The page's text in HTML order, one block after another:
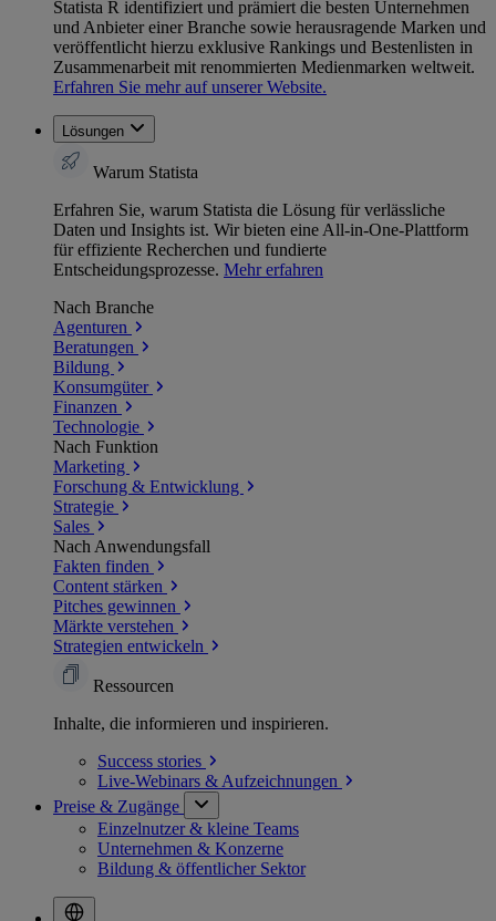
Statista R identifiziert und prämiert die besten Unternehmen
und Anbieter einer Branche sowie herausragende Marken und
veröffentlicht hierzu exklusive Rankings und Bestenlisten in
Zusammenarbeit mit renommierten Medienmarken weltweit.
Erfahren Sie mehr auf unserer Website.
Lösungen
Warum Statista
Erfahren Sie, warum Statista die Lösung für verlässliche
Daten und Insights ist. Wir bieten eine All-in-One-Plattform
für effiziente Recherchen und fundierte
Entscheidungsprozesse. Mehr erfahren
Nach Branche
Agenturen
Beratungen
Bildung
Konsumgüter
Finanzen
Technologie
Nach Funktion
Marketing
Forschung & Entwicklung
Strategie
Sales
Nach Anwendungsfall
Fakten finden
Content stärken
Pitches gewinnen
Märkte verstehen
Strategien entwickeln
Ressourcen
Inhalte, die informieren und inspirieren.
Success stories
Live-Webinars & Aufzeichnungen
Preise & Zugänge
Einzelnutzer & kleine Teams
Unternehmen & Konzerne
Bildung & öffentlicher Sektor